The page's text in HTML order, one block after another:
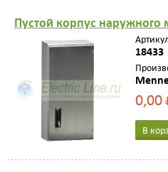
Пустой корпус нaружного
18433
0,00
В